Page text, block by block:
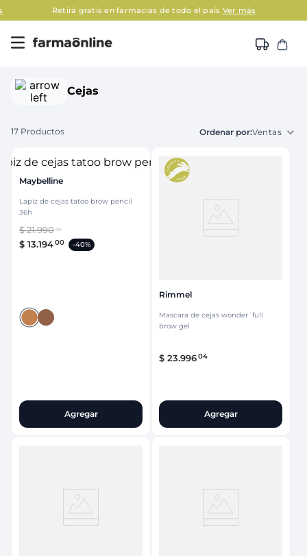
Retirá gratis en farmacias de todo el país Ver más
Cejas
17 Productos Ventas
Maybelline
Lapiz de cejas tatoo brow pencil
36h
$21.990 00
$ 13.19400 -40%
Agregar
Rimmel
Mascara de cejas wonder´full
brow gel
$ 23.99604
Agregar